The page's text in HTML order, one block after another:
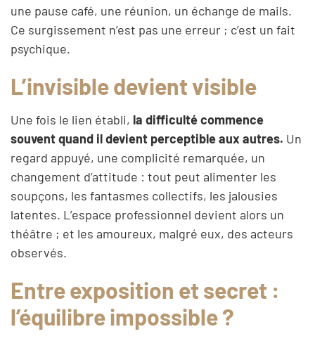
une pause café, une réunion, un échange de mails.
Ce surgissement n’est pas une erreur ; c’est un fait
psychique.
L’invisible devient visible
Une fois le lien établi, la difficulté commence
souvent quand il devient perceptible aux autres. Un
regard appuyé, une complicité remarquée, un
changement d’attitude : tout peut alimenter les
soupçons, les fantasmes collectifs, les jalousies
latentes. L’espace professionnel devient alors un
théâtre ; et les amoureux, malgré eux, des acteurs
observés.
Entre exposition et secret :
l’équilibre impossible ?